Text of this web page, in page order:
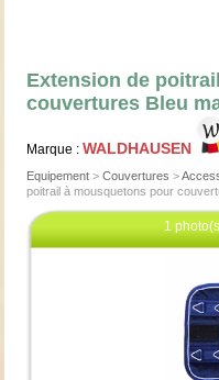
Extension de
couvertures Bleu
Marque :WALDHAUSEN
Equipement > Couvertures >
poitrail à mousquetons pour
1